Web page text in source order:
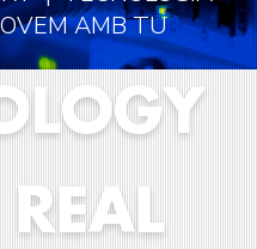
AMB TU